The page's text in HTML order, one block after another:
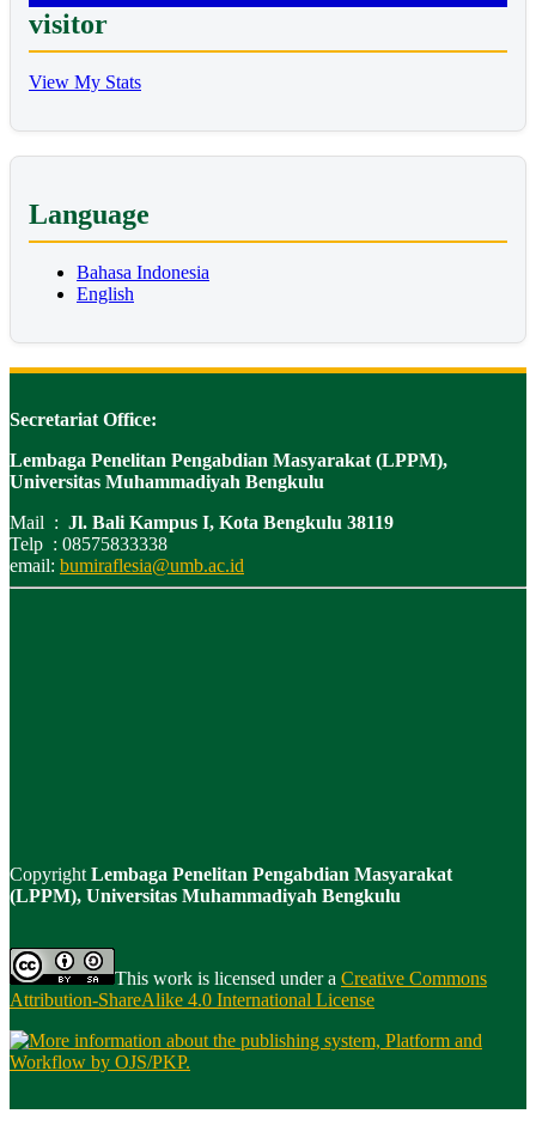
visitor
View My Stats
Language
Bahasa Indonesia
English
Secretariat Office:
Lembaga Penelitan Pengabdian Masyarakat (LPPM),
Universitas Muhammadiyah Bengkulu
Mail : Jl. Bali Kampus I, Kota Bengkulu 38119
Telp : 08575833338
email: bumiraflesia@umb.ac.id
Copyright Lembaga Penelitan Pengabdian Masyarakat
(LPPM), Universitas Muhammadiyah Bengkulu
This work is licensed under a Creative Commons
Attribution-ShareAlike 4.0 International License